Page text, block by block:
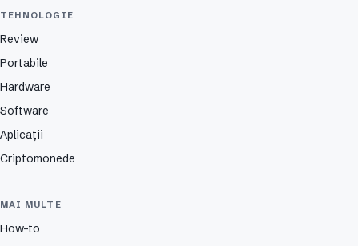
TEHNOLOGIE
Review
Portabile
Hardware
Software
Aplicații
Criptomonede
MAI MULTE
How-to